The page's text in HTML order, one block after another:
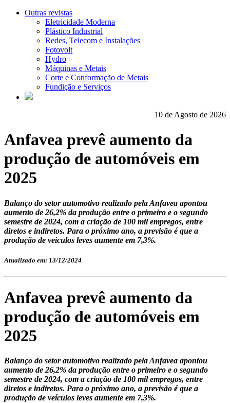
Outras revistas
Eletricidade Moderna
Plástico Industrial
Redes, Telecom e Instalações
Fotovolt
Hydro
Máquinas e Metais
Corte e Conformação de Metais
Fundição e Serviços
10 de Agosto de 2026
Anfavea prevê aumento da
produção de automóveis em
2025
Balanço do setor automotivo realizado pela Anfavea apontou
aumento de 26,2% da produção entre o primeiro e o segundo
semestre de 2024, com a criação de 100 mil empregos, entre
diretos e indiretos. Para o próximo ano, a previsão é que a
produção de veículos leves aumente em 7,3%.
Atualizado em: 13/12/2024
Anfavea prevê aumento da
produção de automóveis em
2025
Balanço do setor automotivo realizado pela Anfavea apontou
aumento de 26,2% da produção entre o primeiro e o segundo
semestre de 2024, com a criação de 100 mil empregos, entre
diretos e indiretos. Para o próximo ano, a previsão é que a
produção de veículos leves aumente em 7,3%.